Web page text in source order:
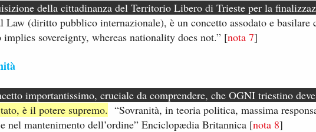
della cittadinanza del Territorio Libero di Trieste per la
Law (diritto pubblico internazionale), è un concetto assodato e basilare
sovereignty, whereas nationality does not.”​ [nota 7]
importantissimo, cruciale da comprendere, che OGNI triestino
è il potere supremo. “Sovranità, in teoria politica, massima
nel mantenimento dell’ordine” Enciclopædia Britannica [​nota ​8​​]